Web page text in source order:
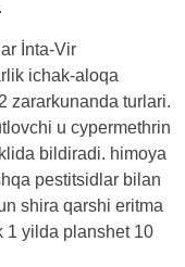
İnta-Vir
ichak-aloqa
zararkunanda turlari.
u cypermethrin
bildiradi. himoya
pestitsidlar bilan
shira qarshi eritma
1 yilda planshet 10